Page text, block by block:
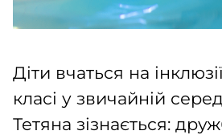
Діти вчаться на
класі у звичайній
Тетяна зізнається: